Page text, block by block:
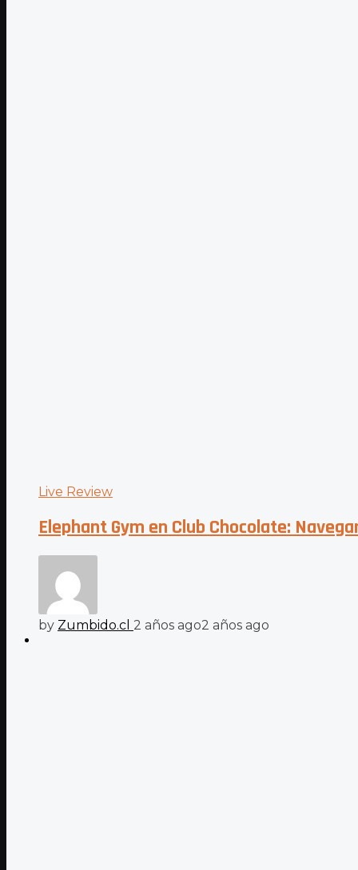
Live Review
Elephant Gym en Club Chocolate:
by Zumbido.cl 2 años ago2 años ago